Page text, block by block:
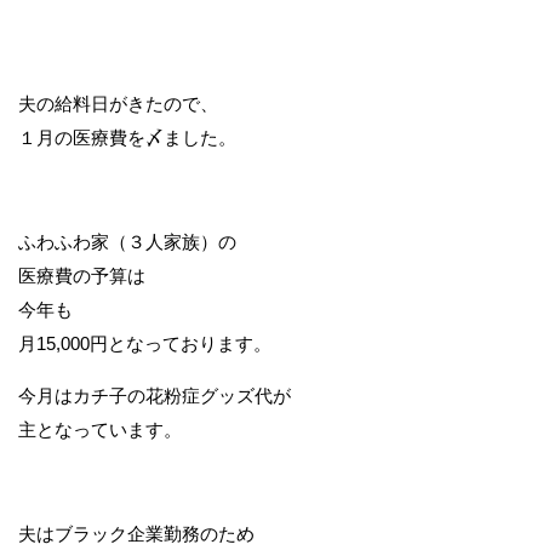
夫の給料日がきたので、
１月の医療費を〆ました。
ふわふわ家（３人家族）の
医療費の予算は
今年も
月15,000円となっております。
今月はカチ子の花粉症グッズ代が
主となっています。
夫はブラック企業勤務のため